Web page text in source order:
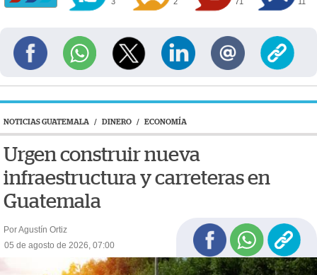
NOTICIAS GUATEMALA / DINERO / ECONOMÍA
Urgen construir nueva
infraestructura y carreteras en
Guatemala
Por Agustín Ortiz
05 de agosto de 2026, 07:00